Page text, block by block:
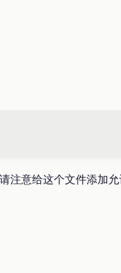
注意给这个文件添加